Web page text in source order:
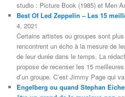
studio : Picture Book (1985) et Men
Best Of Led Zeppelin – Les 15
4, 2021
Certains artistes ou groupes sont
rencontrent un écho à la mesure de
de leur durée dans le temps. La
propose de recenser les 15
d’un groupe. C’est Jimmy Page qui
Engelberg ou quand Stephan